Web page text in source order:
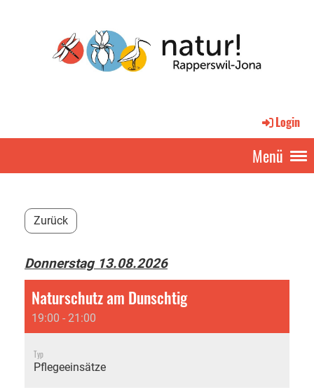
Login
Menü
Zurück
Donnerstag 13.08.2026
Naturschutz am Dunschtig
19:00 - 21:00
Typ
Pflegeeinsätze